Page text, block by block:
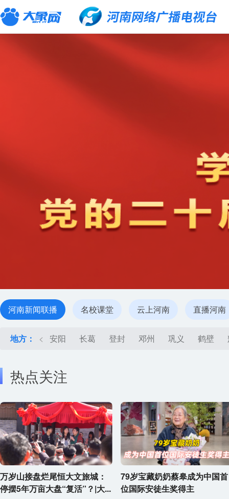
河南新闻联播 名校课堂 云上河南 直播河南
地方： < 安阳 长葛 登封 邓州 巩义 鹤壁
热点关注
万岁山接盘烂尾恒大文旅城：
停摆5年万亩大盘“复活”？|大...
79岁宝藏奶奶蔡皋成为中国首
位国际安徒生奖得主